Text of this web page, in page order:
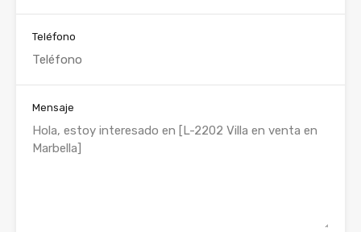
Teléfono
Mensaje